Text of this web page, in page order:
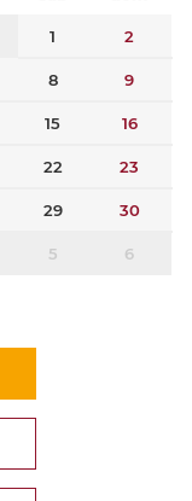
1 2
8 9
15 16
22 23
29 30
5 6